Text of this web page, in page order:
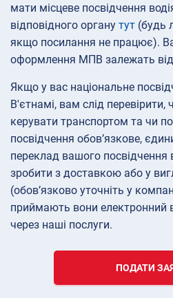
мати місцеве посвідчення
відповідного органу тут (будь
якщо посилання не працює).
оформлення МПВ залежать від
Якщо у вас національне
В'єтнамі, вам слід
керувати транспортом та чи
посвідчення обов’язкове,
переклад вашого
зробити з доставкою або у
(обов’язково уточніть у
приймають вони електронний
через наші послуги.
ПОДАТИ